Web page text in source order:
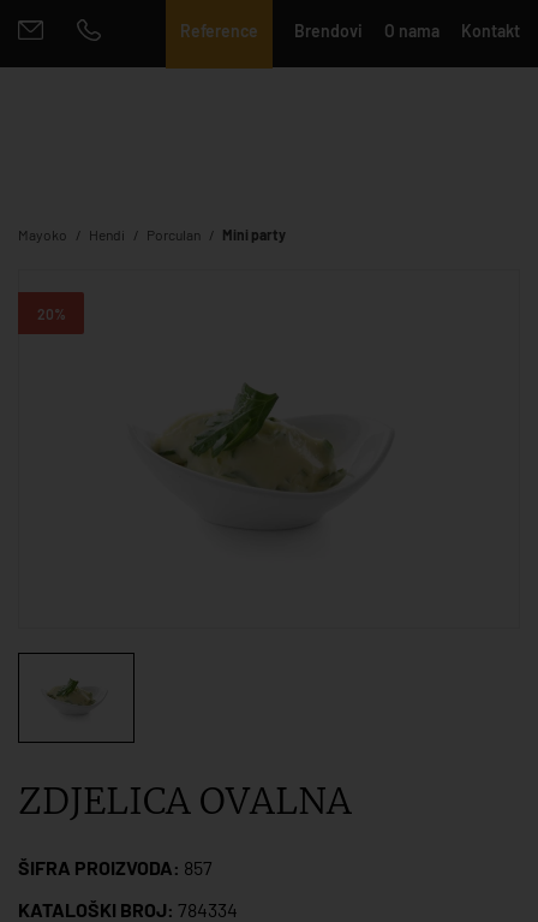
Reference Brendovi O nama Kontakt
Mayoko Hendi Porculan Mini party
20%
ZDJELICA OVALNA
ŠIFRA PROIZVODA: 857
KATALOŠKI BROJ: 784334